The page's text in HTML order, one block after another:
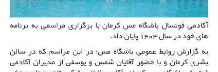
آکادمی فوتسال باشگاه مس کرمان با برگزاری مراسمی به برنامه
های خود در سال 1404 پایان داد.
به گزارش روابط عمومی باشگاه مس؛ در این مراسم که در سالن
بشری کرمان و با حضور آقایان شمس و یوسفی از مدیران آکادمی